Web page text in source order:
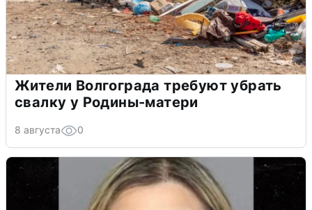
Жители Волгограда требуют убрать
свалку у Родины-матери
8 августа 0